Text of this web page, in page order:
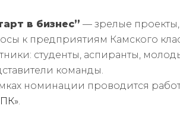
в бизнес” — зрелые
к предприятиям Камского
студенты, аспиранты,
команды.
номинации проводится
.